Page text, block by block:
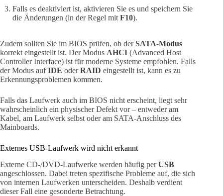
Falls es deaktiviert ist, aktivieren Sie es und speichern Sie
die Änderungen (in der Regel mit F10).
Zudem sollten Sie im BIOS prüfen, ob derSATA-Modus
korrekt eingestellt ist. Der Modus AHCI (Advanced Host
Controller Interface) ist für moderne Systeme empfohlen. Falls
der Modus aufIDE oderRAID eingestellt ist, kann es zu
Erkennungsproblemen kommen.
Falls das Laufwerk auch im BIOS nicht erscheint, liegt sehr
wahrscheinlich ein physischer Defekt vor – entweder am
Kabel, am Laufwerk selbst oder am SATA-Anschluss des
Mainboards.
Externes USB-Laufwerk wird nicht erkannt
Externe CD-/DVD-Laufwerke werden häufig perUSB
angeschlossen. Dabei treten spezifische Probleme auf, die sich
von internen Laufwerken unterscheiden. Deshalb verdient
dieser Fall eine gesonderte Betrachtung.